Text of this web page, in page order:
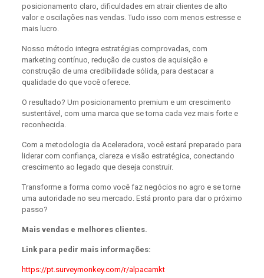
posicionamento claro, dificuldades em atrair clientes de alto
valor e oscilações nas vendas. Tudo isso com menos estresse e
mais lucro.
Nosso método integra estratégias comprovadas, com
marketing contínuo, redução de custos de aquisição e
construção de uma credibilidade sólida, para destacar a
qualidade do que você oferece.
O resultado? Um posicionamento premium e um crescimento
sustentável, com uma marca que se torna cada vez mais forte e
reconhecida.
Com a metodologia da Aceleradora, você estará preparado para
liderar com confiança, clareza e visão estratégica, conectando
crescimento ao legado que deseja construir.
Transforme a forma como você faz negócios no agro e se torne
uma autoridade no seu mercado. Está pronto para dar o próximo
passo?
Mais vendas e melhores clientes.
Link para pedir mais informações:
https://pt.surveymonkey.com/r/alpacamkt